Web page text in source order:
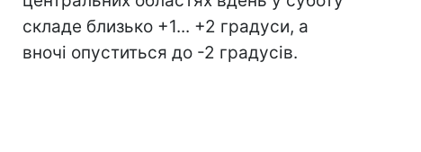
складе близько +1... +2 градуси, а
вночі опуститься до -2 градусів.